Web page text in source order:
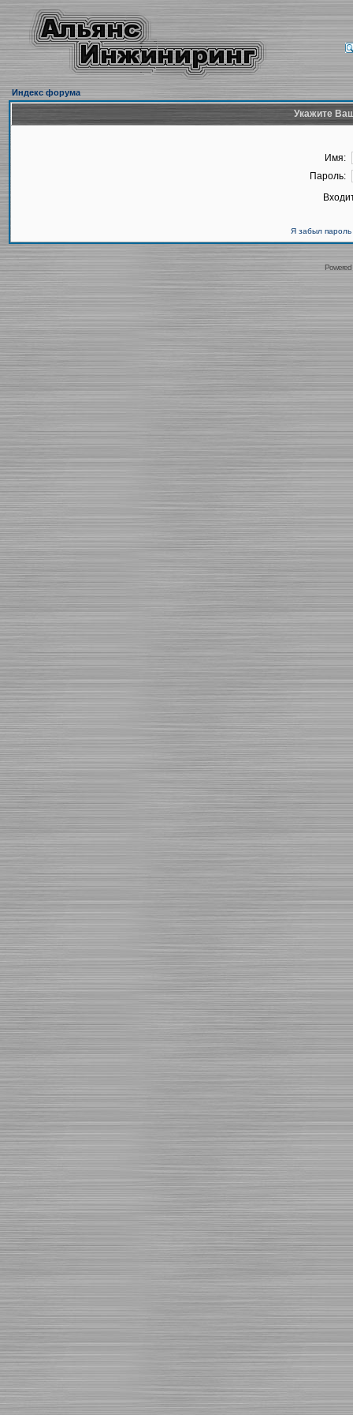
Индекс форума
Укажите
Имя:
Пароль:
Я забыл пароль